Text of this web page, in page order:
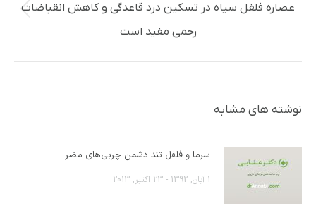
پست
قبلی:
عصاره فلفل سیاه در تسکین درد قاعدگی و کاهش انقباضات
رحمی مفید است
نوشته های مشابه
سرما و فلفل تند دشمن چربی‌های مضر
1 آبان, 1392 - 23 اکتبر, 2013